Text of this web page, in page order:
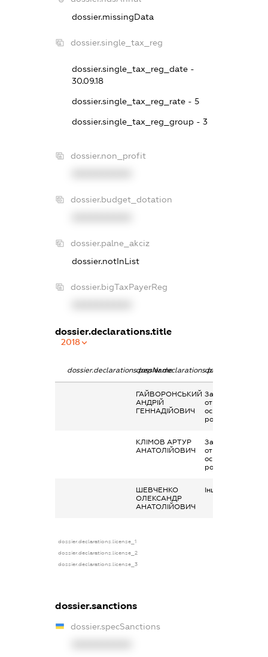
dossier.missingData
dossier.single_tax_reg
dossier.single_tax_reg_date -
30.09.18
dossier.single_tax_reg_rate - 5
dossier.single_tax_reg_group - 3
dossier.non_profit
dossier.budget_dotation
dossier.palne_akciz
dossier.notInList
dossier.bigTaxPayerReg
dossier.declarations.title
2018
dossier.declarations.pepNamedossier.declarations.personName
ГАЙВОРОНСЬКИЙ
АНДРІЙ
ГЕННАДІЙОВИЧ
Заробітна плата
отримана за
основним місцем
роботи
КЛІМОВ АРТУР
АНАТОЛІЙОВИЧ
Заробітна плата
отримана за
основним місцем
роботи
ШЕВЧЕНКО
ОЛЕКСАНДР
АНАТОЛІЙОВИЧ
Інше, інші доходи
dossier.declarations.license_1
dossier.declarations.license_2
dossier.declarations.license_3
dossier.sanctions
dossier.specSanctions